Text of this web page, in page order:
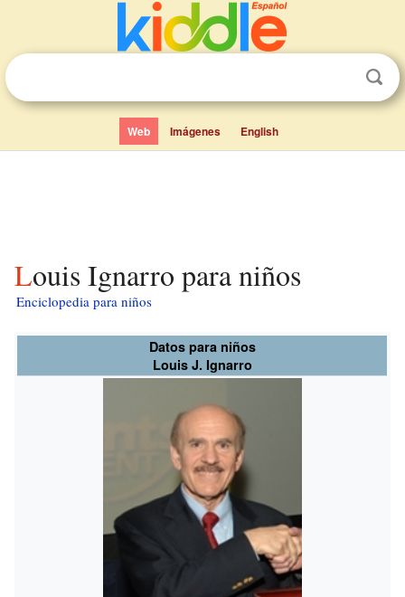
Web Imágenes English
Louis Ignarro para niños
Enciclopedia para niños
Datos para niños
Louis J. Ignarro